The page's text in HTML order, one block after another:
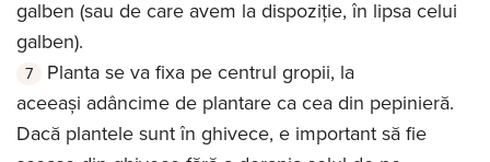
galben (sau de care avem la dispoziție, în lipsa celui
galben).
Planta se va fixa pe centrul gropii, la
aceeași adâncime de plantare ca cea din pepinieră.
Dacă plantele sunt în ghivece, e important să fie